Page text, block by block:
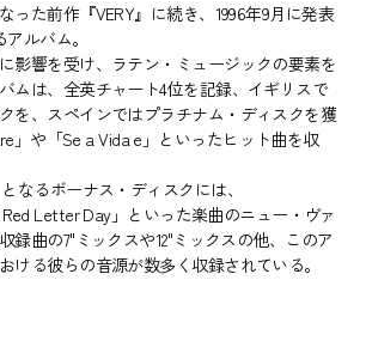
った前作『VERY』に続き、1996年9月に発表
ルバム。
影響を受け、ラテン・ミュージックの要素を
ムは、全英チャート4位を記録、イギリスで
を、スペインではプラチナム・ディスクを獲
」や「Se a Vida e」といったヒット曲を収
となるボーナス・ディスクには、
Red Letter Day」といった楽曲のニュー・ヴァ
録曲の7"ミックスや12"ミックスの他、このア
ける彼らの音源が数多く収録されている。